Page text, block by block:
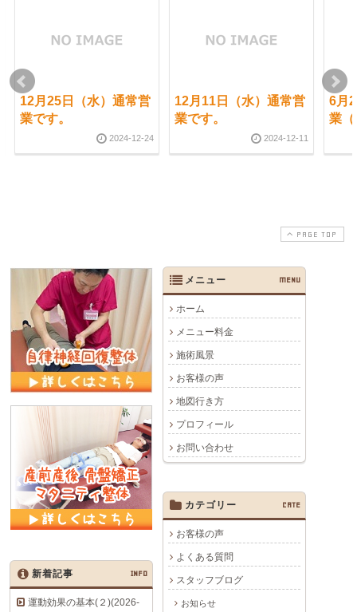
12月25日（水）通常営
業です。
2024-12-24
12月11日（水）通常営
業です。
2024-12-11
6月
業
PAGE TOP
メニュー MENU
ホーム
メニュー料金
施術風景
お客様の声
地図行き方
プロフィール
お問い合わせ
カテゴリー CATE
お客様の声
よくある質問
スタッフブログ
お知らせ
新着記事 INFO
運動効果の基本(２)(2026-